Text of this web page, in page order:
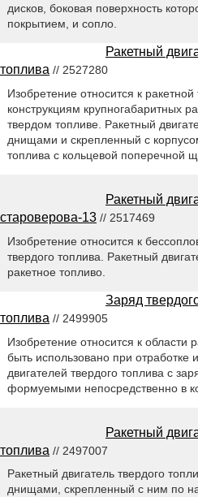
дисков, боковая поверхность
покрытием, и сопло.
Ракетный
топлива // 2527280
Изобретение относится к
конструкциям крупногабаритных
твердом топливе. Ракетный
днищами и скрепленный с
топлива с кольцевой поперечной
Ракетный
староверова-13 // 2517469
Изобретение относится к
твердого топлива. Ракетный
ракетное топливо.
Заряд
топлива // 2499905
Изобретение относится к области
быть использовано при отработке
двигателей твердого топлива с
формуемыми непосредственно в
Ракетный
топлива // 2497007
Ракетный двигатель твердого
днищами, скрепленный с ним по